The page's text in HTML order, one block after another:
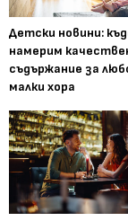
Детски новини:
намерим
съдържание за
малки хора